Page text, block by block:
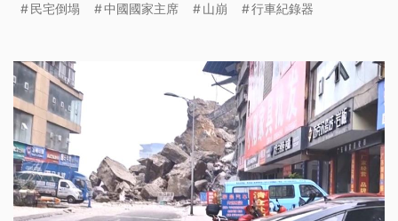
陸委會第一時間也向對岸表達慰問與關心，並表示目
民宅倒塌 中國國家主席 山崩 行車紀錄器